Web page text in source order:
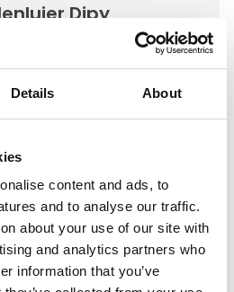
Details About
content and ads, to
and to analyse our traffic.
about your use of our site with
and analytics partners who
information that you’ve
Dipy,
dezelfde werkdag